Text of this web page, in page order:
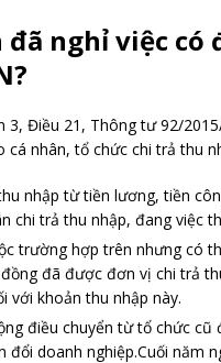
đã nghỉ việc
3, Điều 21, Thông tư 92/
cá nhân, tổ chức chi trả thu
nhập từ tiền lương, tiền
chi trả thu nhập, đang việc
trường hợp trên nhưng có
đã được đơn vị chi trả
với khoản thu nhập này.
điều chuyển từ tổ chức cũ
đổi doanh nghiệp.Cuối năm